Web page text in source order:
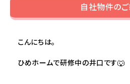
自社物件の
こんにちは。
ひめホームで研修中の井口です🐺